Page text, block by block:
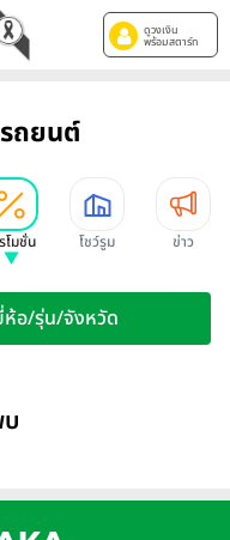
ดูวงเงิน
พร้อมสตาร์ท
ถยนต์
โมชั่น โชว์รูม ข่าว
ห้อ/รุ่น/จังหวัด